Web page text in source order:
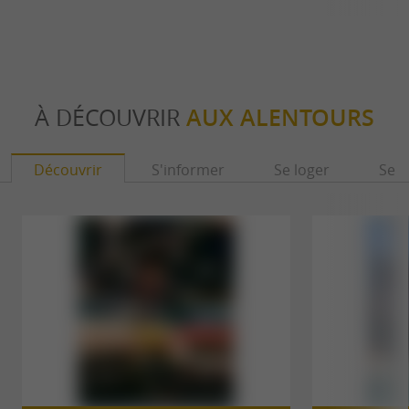
À DÉCOUVRIR AUX ALENTOURS
Découvrir S'informer Se loger Se